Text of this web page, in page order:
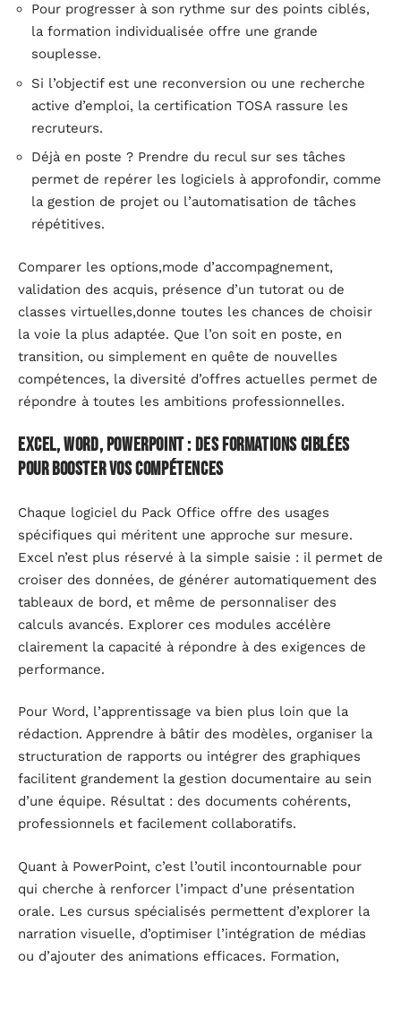
Pour progresser à son rythme sur des points ciblés,
la formation individualisée offre une grande
souplesse.
Si l’objectif est une reconversion ou une recherche
active d’emploi, la certification TOSA rassure les
recruteurs.
Déjà en poste ? Prendre du recul sur ses tâches
permet de repérer les logiciels à approfondir, comme
la gestion de projet ou l’automatisation de tâches
répétitives.
Comparer les options,mode d’accompagnement,
validation des acquis, présence d’un tutorat ou de
classes virtuelles,donne toutes les chances de choisir
la voie la plus adaptée. Que l’on soit en poste, en
transition, ou simplement en quête de nouvelles
compétences, la diversité d’offres actuelles permet de
répondre à toutes les ambitions professionnelles.
Excel, Word, PowerPoint : des formations ciblées
pour booster vos compétences
Chaque logiciel du Pack Office offre des usages
spécifiques qui méritent une approche sur mesure.
Excel n’est plus réservé à la simple saisie : il permet de
croiser des données, de générer automatiquement des
tableaux de bord, et même de personnaliser des
calculs avancés. Explorer ces modules accélère
clairement la capacité à répondre à des exigences de
performance.
Pour Word, l’apprentissage va bien plus loin que la
rédaction. Apprendre à bâtir des modèles, organiser la
structuration de rapports ou intégrer des graphiques
facilitent grandement la gestion documentaire au sein
d’une équipe. Résultat : des documents cohérents,
professionnels et facilement collaboratifs.
Quant à PowerPoint, c’est l’outil incontournable pour
qui cherche à renforcer l’impact d’une présentation
orale. Les cursus spécialisés permettent d’explorer la
narration visuelle, d’optimiser l’intégration de médias
ou d’ajouter des animations efficaces. Formation,